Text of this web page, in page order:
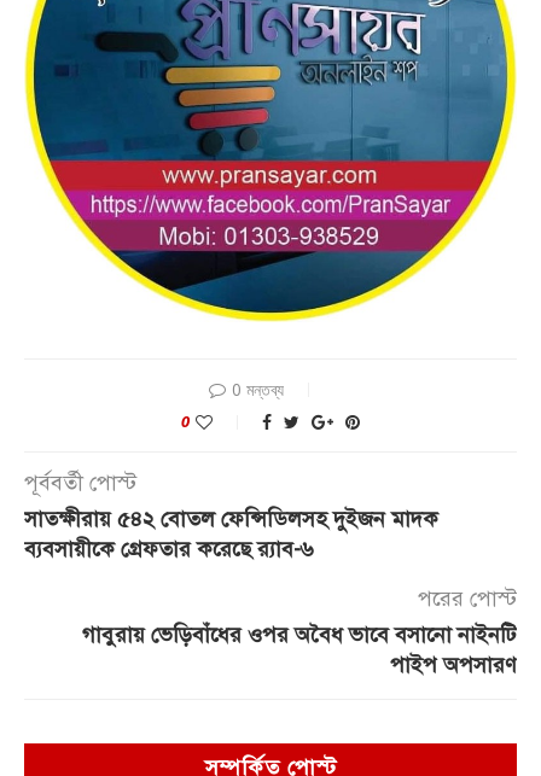
0 মন্তব্য
0
পূর্ববর্তী পোস্ট
সাতক্ষীরায় ৫৪২ বোতল ফেন্সিডিলসহ দুইজন মাদক
ব্যবসায়ীকে গ্রেফতার করেছে র‍্যাব-৬
পরের পোস্ট
গাবুরায় ভেড়িবাঁধের ওপর অবৈধ ভাবে বসানো নাইনটি
পাইপ অপসারণ
সম্পর্কিত পোস্ট